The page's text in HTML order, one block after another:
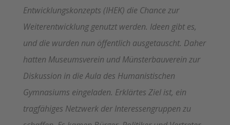
Entwicklungskonzepts (IHEK) die Chance zur
Weiterentwicklung genutzt werden. Ideen gibt es,
und die wurden nun öffentlich ausgetauscht. Daher
hatten Museumsverein und Münsterbauverein zur
Diskussion in die Aula des Humanistischen
Gymnasiums eingeladen. Erklärtes Ziel ist, ein
tragfähiges Netzwerk der Interessengruppen zu